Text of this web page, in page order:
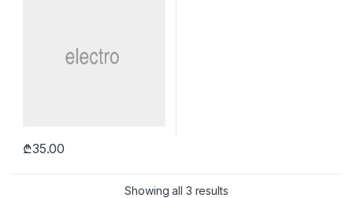
₾35.00
Showing all 3 results